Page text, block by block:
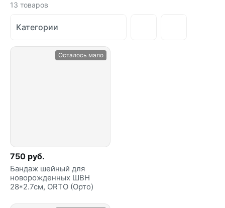
13 товаров
Категории
Осталось мало
750 руб.
Бандаж шейный для
новорожденных ШВН
28*2.7см, ORTO (Орто)